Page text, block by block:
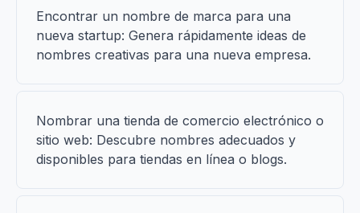
Encontrar un nombre de marca para una
nueva startup: Genera rápidamente ideas de
nombres creativas para una nueva empresa.
Nombrar una tienda de comercio electrónico o
sitio web: Descubre nombres adecuados y
disponibles para tiendas en línea o blogs.